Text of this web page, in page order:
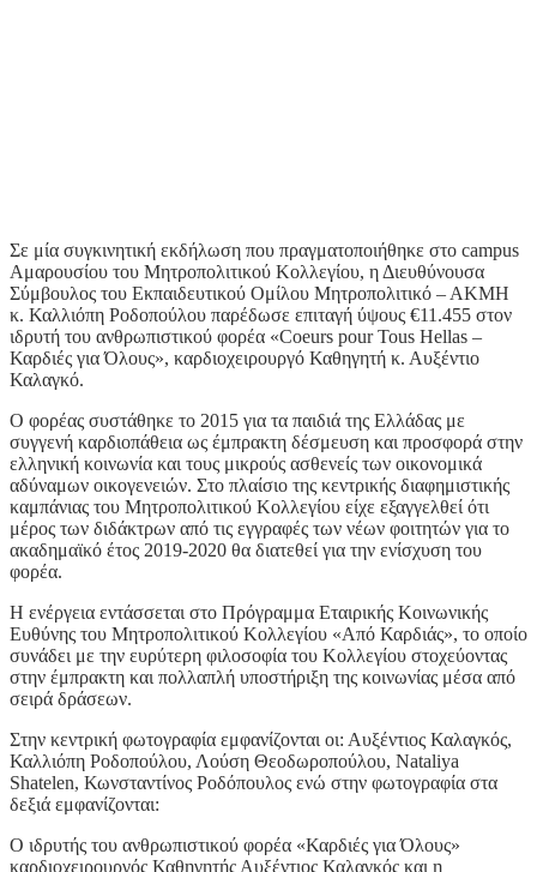
Σε μία συγκινητική εκδήλωση που πραγματοποιήθηκε στο campus
Αμαρουσίου του Μητροπολιτικού Κολλεγίου, η Διευθύνουσα
Σύμβουλος του Εκπαιδευτικού Ομίλου Μητροπολιτικό – ΑΚΜΗ
κ. Καλλιόπη Ροδοπούλου παρέδωσε επιταγή ύψους €11.455 στον
ιδρυτή του ανθρωπιστικού φορέα «Coeurs pour Tous Hellas –
Καρδιές για Όλους», καρδιοχειρουργό Καθηγητή κ. Αυξέντιο
Καλαγκό.
Ο φορέας συστάθηκε το 2015 για τα παιδιά της Ελλάδας με
συγγενή καρδιοπάθεια ως έμπρακτη δέσμευση και προσφορά στην
ελληνική κοινωνία και τους μικρούς ασθενείς των οικονομικά
αδύναμων οικογενειών. Στο πλαίσιο της κεντρικής διαφημιστικής
καμπάνιας του Μητροπολιτικού Κολλεγίου είχε εξαγγελθεί ότι
μέρος των διδάκτρων από τις εγγραφές των νέων φοιτητών για το
ακαδημαϊκό έτος 2019-2020 θα διατεθεί για την ενίσχυση του
φορέα.
Η ενέργεια εντάσσεται στο Πρόγραμμα Εταιρικής Κοινωνικής
Ευθύνης του Μητροπολιτικού Κολλεγίου «Από Καρδιάς», το οποίο
συνάδει με την ευρύτερη φιλοσοφία του Κολλεγίου στοχεύοντας
στην έμπρακτη και πολλαπλή υποστήριξη της κοινωνίας μέσα από
σειρά δράσεων.
Στην κεντρική φωτογραφία εμφανίζονται οι: Αυξέντιος Καλαγκός,
Καλλιόπη Ροδοπούλου, Λούση Θεοδωροπούλου, Nataliya
Shatelen, Κωνσταντίνος Ροδόπουλος ενώ στην φωτογραφία στα
δεξιά εμφανίζονται:
Ο ιδρυτής του ανθρωπιστικού φορέα «Καρδιές για Όλους»
καρδιοχειρουργός Καθηγητής Αυξέντιος Καλαγκός και η